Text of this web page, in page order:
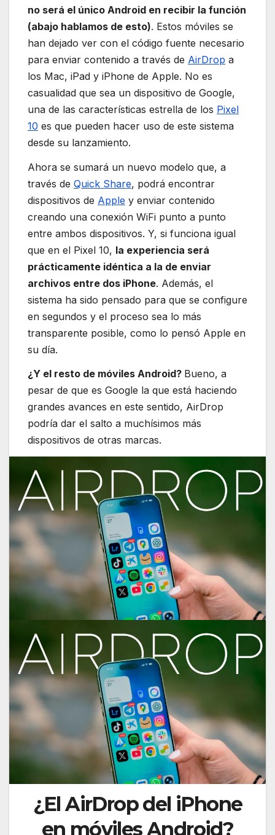
no será el único Android en recibir la función
(abajo hablamos de esto). Estos móviles se
han dejado ver con el código fuente necesario
para enviar contenido a través de AirDrop a
los Mac, iPad y iPhone de Apple. No es
casualidad que sea un dispositivo de Google,
una de las características estrella de los Pixel
10 es que pueden hacer uso de este sistema
desde su lanzamiento.
Ahora se sumará un nuevo modelo que, a
través de Quick Share, podrá encontrar
dispositivos de Apple y enviar contenido
creando una conexión WiFi punto a punto
entre ambos dispositivos. Y, si funciona igual
que en el Pixel 10, la experiencia será
prácticamente idéntica a la de enviar
archivos entre dos iPhone. Además, el
sistema ha sido pensado para que se configure
en segundos y el proceso sea lo más
transparente posible, como lo pensó Apple en
su día.
¿Y el resto de móviles Android? Bueno, a
pesar de que es Google la que está haciendo
grandes avances en este sentido, AirDrop
podría dar el salto a muchísimos más
dispositivos de otras marcas.
¿El AirDrop del iPhone
en móviles Android?